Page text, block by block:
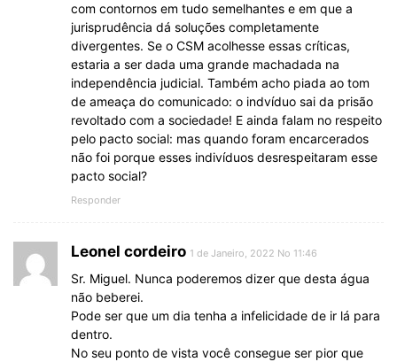
com contornos em tudo semelhantes e em que a
jurisprudência dá soluções completamente
divergentes. Se o CSM acolhesse essas críticas,
estaria a ser dada uma grande machadada na
independência judicial. Também acho piada ao tom
de ameaça do comunicado: o indvíduo sai da prisão
revoltado com a sociedade! E ainda falam no respeito
pelo pacto social: mas quando foram encarcerados
não foi porque esses indivíduos desrespeitaram esse
pacto social?
Responder
Leonel cordeiro 1 de Janeiro, 2022 No 11:46
Sr. Miguel. Nunca poderemos dizer que desta água
não beberei.
Pode ser que um dia tenha a infelicidade de ir lá para
dentro.
No seu ponto de vista você consegue ser pior que